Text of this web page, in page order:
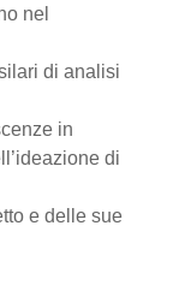
nel
di analisi
in
di
e delle sue